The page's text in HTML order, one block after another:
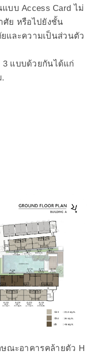
บบ Access Card ไม่
ศัย หรือไปยังชั้น
และความเป็นส่วนตัว
3 แบบด้วยกันได้แก่
ม.
ม.
ณะอาคารคล้ายตัว H